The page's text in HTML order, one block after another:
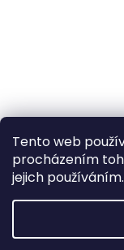
Tento web
procházením
jejich